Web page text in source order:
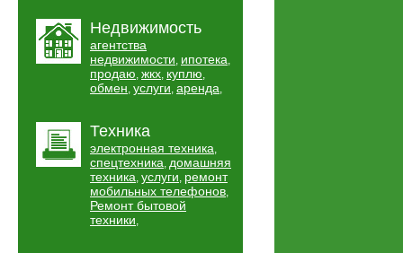
Недвижимость
агентства
недвижимости, ипотека,
продаю, жкх, куплю,
обмен, услуги, аренда,
Техника
электронная техника,
спецтехника, домашняя
техника, услуги, ремонт
мобильных телефонов,
Ремонт бытовой
техники,